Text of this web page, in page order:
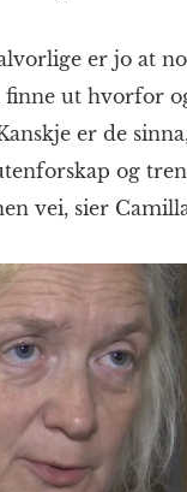
er jo at
finne ut hvorfor
er de
og
vei, sier